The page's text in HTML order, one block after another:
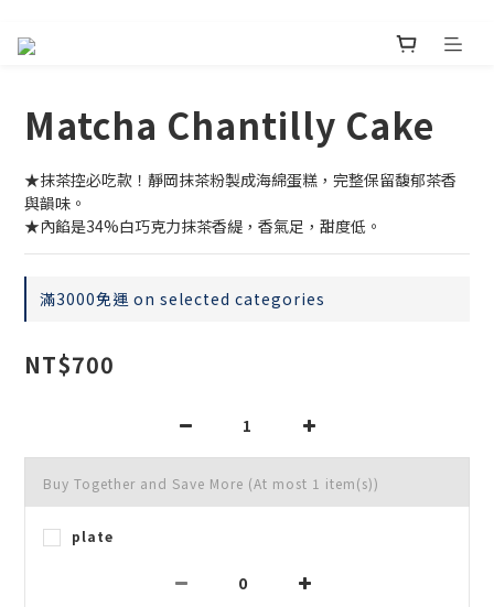
Matcha Chantilly Cake
★抹茶控必吃款！靜岡抹茶粉製成海綿蛋糕，完整保留馥郁茶香
與韻味。
★內餡是34%白巧克力抹茶香緹，香氣足，甜度低。
滿3000免運 on selected categories
NT$700
Buy Together and Save More (At most 1 item(s))
plate